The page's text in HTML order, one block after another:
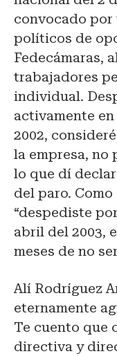
convocado
políticos de
Fedecámaras,
trabajadores
individual.
activamente
2002,
la empresa, no
lo que dí
del paro.
“despediste
abril del 2003,
meses de no
Alí Rodríguez
eternamente
Te cuento que
directiva y